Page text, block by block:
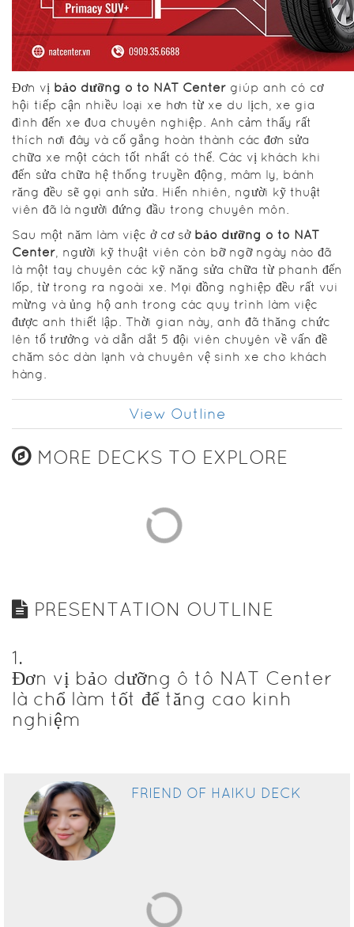
Đơn vị bảo dưỡng ô tô NAT Center giúp anh có cơ
hội tiếp cận nhiều loại xe hơn từ xe du lịch, xe gia
đình đến xe đua chuyên nghiệp. Anh cảm thấy rất
thích nơi đây và cố gắng hoàn thành các đơn sửa
chữa xe một cách tốt nhất có thể. Các vị khách khi
đến sửa chữa hệ thống truyền động, mâm ly, bánh
răng đều sẽ gọi anh sửa. Hiển nhiên, người kỹ thuật
viên đã là người đứng đầu trong chuyên môn.
Sau một năm làm việc ở cơ sở bảo dưỡng ô tô NAT
Center , người kỹ thuật viên còn bỡ ngỡ ngày nào đã
là một tay chuyên các kỹ năng sửa chữa từ phanh đến
lốp, từ trong ra ngoài xe. Mọi đồng nghiệp đều rất vui
mừng và ủng hộ anh trong các quy trình làm việc
được anh thiết lập. Thời gian này, anh đã thăng chức
lên tổ trưởng và dẫn dắt 5 đội viên chuyên về vấn đề
chăm sóc dàn lạnh và chuyên vệ sinh xe cho khách
hàng.
View Outline
MORE DECKS TO EXPLORE
PRESENTATION OUTLINE
1.
Đơn vị bảo dưỡng ô tô NAT Center
là chổ làm tốt để tăng cao kinh
nghiệm
FRIEND OF HAIKU DECK